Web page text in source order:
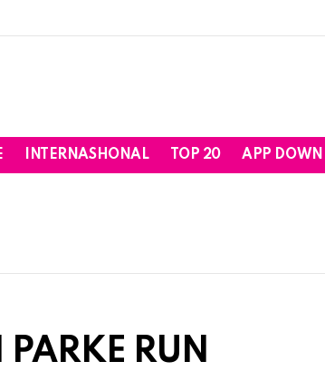
INTERNASHONAL TOP 20 APP
RUN